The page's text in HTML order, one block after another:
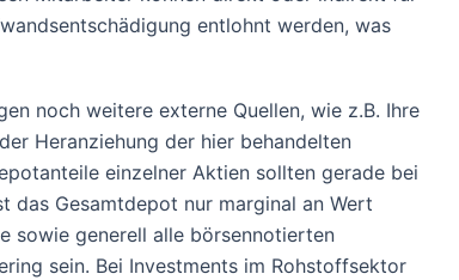
entlohnt werden, was
noch weitere externe Quellen, wie z.B. Ihre
Heranziehung der hier behandelten
einzelner Aktien sollten gerade bei
das Gesamtdepot nur marginal an Wert
sowie generell alle börsennotierten
sein. Bei Investments im Rohstoffsektor